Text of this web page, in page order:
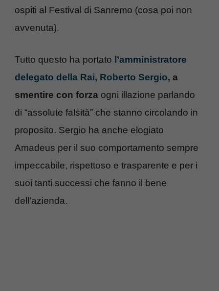
ospiti al Festival di Sanremo (cosa poi non
avvenuta).
Tutto questo ha portato l’amministratore
delegato della Rai, Roberto Sergio, a
smentire con forza ogni illazione parlando
di “assolute falsità” che stanno circolando in
proposito. Sergio ha anche elogiato
Amadeus per il suo comportamento sempre
impeccabile, rispettoso e trasparente e per i
suoi tanti successi che fanno il bene
dell’azienda.